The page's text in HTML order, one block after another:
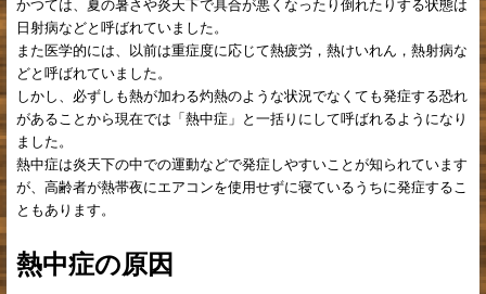
かつては、夏の暑さや炎天下で具合が悪くなったり倒れたりする状態は
日射病などと呼ばれていました。
また医学的には、以前は重症度に応じて熱疲労，熱けいれん，熱射病な
どと呼ばれていました。
しかし、必ずしも熱が加わる灼熱のような状況でなくても発症する恐れ
があることから現在では「熱中症」と一括りにして呼ばれるようになり
ました。
熱中症は炎天下の中での運動などで発症しやすいことが知られています
が、高齢者が熱帯夜にエアコンを使用せずに寝ているうちに発症するこ
ともあります。
熱中症の原因